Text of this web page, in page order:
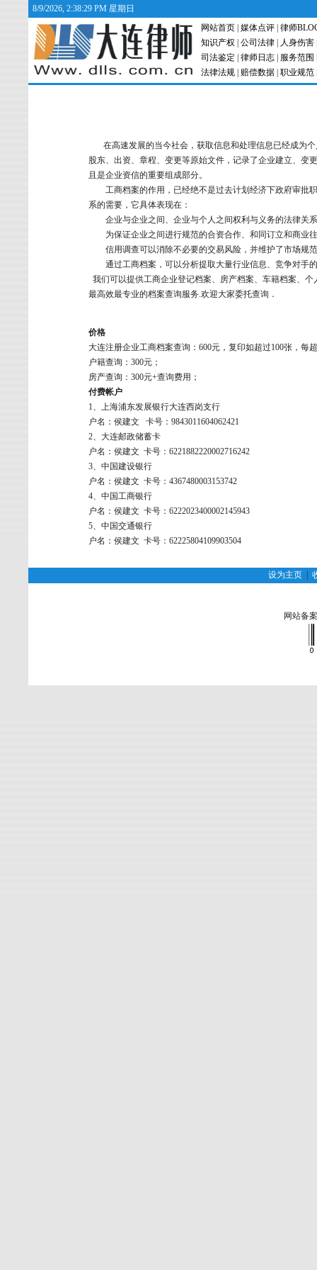
8/9/2026, 2:38:29 PM 星期日
网站首页 媒体点评 律师
知识产权
公司法律 人身伤害
司法鉴定
律师日志 服务范围
法律法规
赔偿数据 职业规范
在高速发展的当今社会，获取信息和处理信息已经成为个
股东、出资、章程、变更等原始文件，记录了企业建立、变
且是企业资信的重要组成部分。
工商档案的作用，已经绝不是过去计划经济下政府审批
系的需要，它具体表现在：
企业与企业之间、企业与个人之间权利与义务的法律关
为保证企业之间进行规范的合资合作、和同订立和商
信用调查可以消除不必要的交易风险，并维护了市场规
通过工商档案，可以分析提取大量行业信息、竞争对手
我们可以提供工商企业登记档案、房产档案、车籍档案、
最高效最专业的档案查询服务.欢迎大家委托查询．
价格
大连注册企业工商档案查询：600元，复印如超过100张，每
户籍查询：300元；
房产查询：300元+查询费用；
付费帐户
1、上海浦东发展银行大连西岗支行
户名：侯建文 卡号：9843011604062421
2、大连邮政储蓄卡
户名：侯建文 卡号：6221882220002716242
3、中国建设银行
户名：侯建文 卡号：4367480003153742
4、中国工商银行
户名：侯建文 卡号：6222023400002145943
5、中国交通银行
户名：侯建文 卡号：62225804109903504
设为主页
网站备